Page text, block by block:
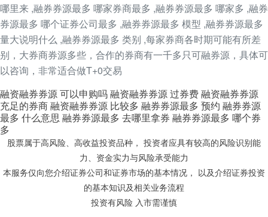
哪里来 ,融券券源最多 哪家券商最多 ,融券券源最多 哪家多 ,融券
券源最多 哪个证券公司最多 ,融券券源最多 模型 ,融券券源最多
量大说明什么 ,融券券源最多 类别 ,每家券商各时期可能有所差
别，大券商券源多些，合作的券商有一千多只可融券源，具体可
以咨询，非常适合做T+0交易
融资融券券源 可以申购吗融资融券券源 过券费融资融券券源
充足的券商融资融券券源 比较多 融券券源最多 预约 融券券源
最多 什么意思 融券券源最多 去哪里拿券 融券券源最多 哪个券
多
股票属于高风险、高收益投资品种， 投资者应具有较高的风险识别能
力、资金实力与风险承受能力
本服务仅向您介绍证券公司和证券市场的基本情况， 以及介绍证券投资
的基本知识及相关业务流程
投资有风险 入市需谨慎